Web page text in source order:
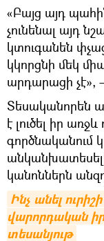
«Բայց այդ
չունենալ այդ
կտուգանեն
կկորցնի մեկ
արդարացի չէ»,
Տեսականորեն
է լուծել իր
գործնականում
կանոններն
Ինչ անել
վարորդական
տեսանյութ